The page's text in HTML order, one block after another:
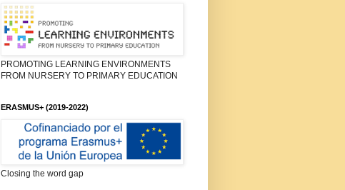
PROMOTING LEARNING ENVIRONMENTS
FROM NURSERY TO PRIMARY EDUCATION
ERASMUS+ (2019-2022)
Closing the word gap